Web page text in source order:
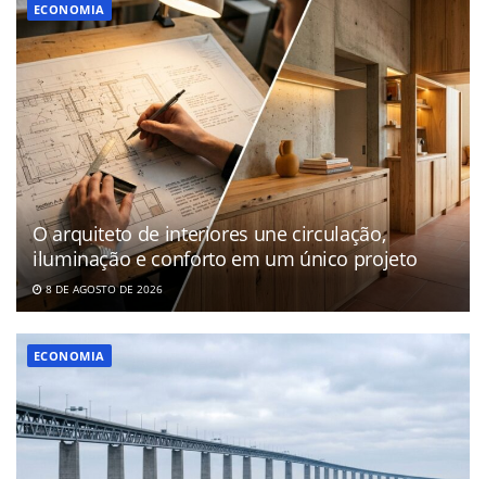
ECONOMIA
O arquiteto de interiores une circulação,
iluminação e conforto em um único projeto
8 DE AGOSTO DE 2026
ECONOMIA